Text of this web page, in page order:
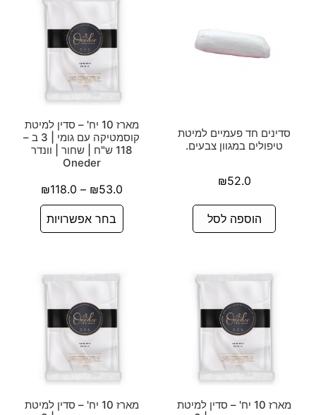
סדינים חד פעמיים למיטת
טיפולים במגוון צבעים.
₪52.0
הוספה לסל
מארז 10 יח' – סדין למיטת
קוסמטיקה עם גומי | 3 ב –
118 ש"ח | שחור | וונדר
Oneder
₪53.0
–
₪118.0
בחר אפשרויות
מארז 10 יח' – סדין למיטת
מארז 10 יח' – סדין למיטת